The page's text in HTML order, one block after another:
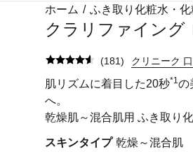
ホーム / ふき取り化粧水・化
クラリファイング
(181) クリニーク
肌リズムに着目した20秒*1の
へ。
乾燥肌～混合肌用 ふき取り化
スキンタイプ 乾燥～混合肌